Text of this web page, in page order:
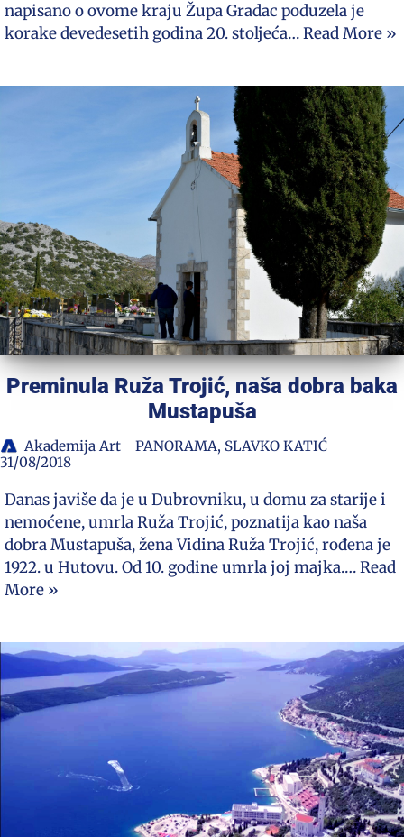
napisano o ovome kraju Župa Gradac poduzela je
korake devedesetih godina 20. stoljeća…Read More »
Preminula Ruža Trojić, naša dobra baka
Mustapuša
Akademija Art PANORAMA, SLAVKO KATIĆ
31/08/2018
Danas javiše da je u Dubrovniku, u domu za starije i
nemoćene, umrla Ruža Trojić, poznatija kao naša
dobra Mustapuša, žena Vidina Ruža Trojić, rođena je
1922. u Hutovu. Od 10. godine umrla joj majka.…Read
More »